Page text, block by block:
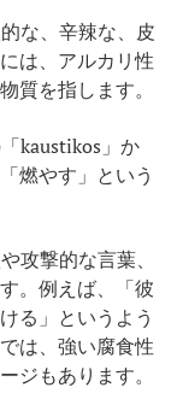
な、辛辣な、皮
は、アルカリ性
質を指します。
kaustikos」か
燃やす」という
攻撃的な言葉、
。例えば、「彼
る」というよう
は、強い腐食性
ジもあります。